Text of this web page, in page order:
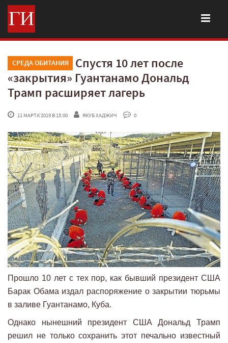
СРЕДА ОБИТАНИЯ
Спустя 10 лет после
«закрытия» Гуантанамо Дональд
Трамп расширяет лагерь
11 МАРТА'2019 В 15:00 ЯКУБ ХАДЖИЧ 0
Прошло 10 лет с тех пор, как бывший президент США
Барак Обама издал распоряжение о закрытии тюрьмы
в заливе Гуантанамо, Куба.
Однако нынешний президент США Дональд Трамп
решил не только сохранить этот печально известный